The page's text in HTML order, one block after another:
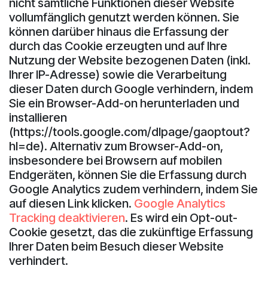
vollumfänglich genutzt werden können. Sie
können darüber hinaus die Erfassung der
durch das Cookie erzeugten und auf Ihre
Nutzung der Website bezogenen Daten (inkl.
Ihrer IP-Adresse) sowie die Verarbeitung
dieser Daten durch Google verhindern, indem
Sie ein Browser-Add-on herunterladen und
installieren
(https://tools.google.com/dlpage/gaoptout?
hl=de). Alternativ zum Browser-Add-on,
insbesondere bei Browsern auf mobilen
Endgeräten, können Sie die Erfassung durch
Google Analytics zudem verhindern, indem Sie
auf diesen Link klicken. Google Analytics
Tracking deaktivieren. Es wird ein Opt-out-
Cookie gesetzt, das die zukünftige Erfassung
Ihrer Daten beim Besuch dieser Website
verhindert.